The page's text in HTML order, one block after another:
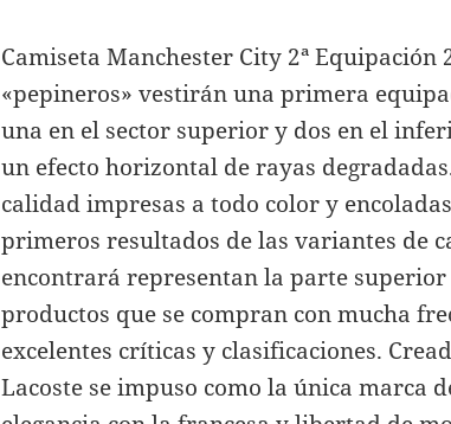
Camiseta Manchester City 2ª Equipación
«pepineros» vestirán una primera
una en el sector superior y dos en el
un efecto horizontal de rayas
calidad impresas a todo color y
primeros resultados de las variantes de
encontrará representan la parte superior
productos que se compran con mucha
excelentes críticas y clasificaciones.
Lacoste se impuso como la única marca